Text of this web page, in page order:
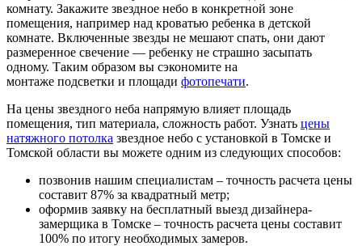
комнату. Закажите звездное небо в конкретной зоне
помещения, например над кроватью ребенка в детской
комнате. Включенные звезды не мешают спать, они дают
размеренное свечение — ребенку не страшно засыпать
одному. Таким образом вы сэкономите на
монтаже подсветки и площади фотопечати.
На цены звездного неба напрямую влияет площадь
помещения, тип материала, сложность работ. Узнать цены
натяжного потолка звездное небо с установкой в Томске и
Томской области вы можете одним из следующих способов:
позвонив нашим специалистам – точность расчета цены
составит 87% за квадратный метр;
оформив заявку на бесплатный выезд дизайнера-
замерщика в Томске – точность расчета цены составит
100% по итогу необходимых замеров.